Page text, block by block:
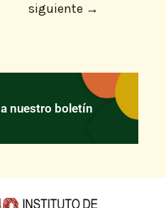
siguiente →
nuestro boletín